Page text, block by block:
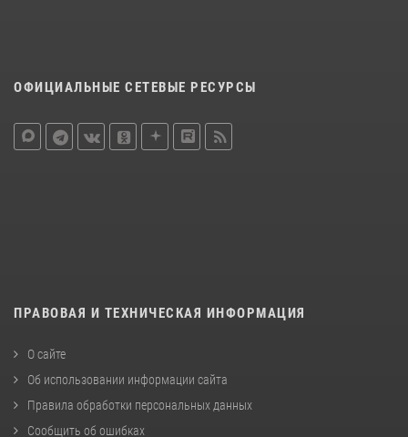
ОФИЦИАЛЬНЫЕ СЕТЕВЫЕ РЕСУРСЫ
ПРАВОВАЯ И ТЕХНИЧЕСКАЯ ИНФОРМАЦИЯ
О сайте
Об использовании информации сайта
Правила обработки персональных данных
Сообщить об ошибках